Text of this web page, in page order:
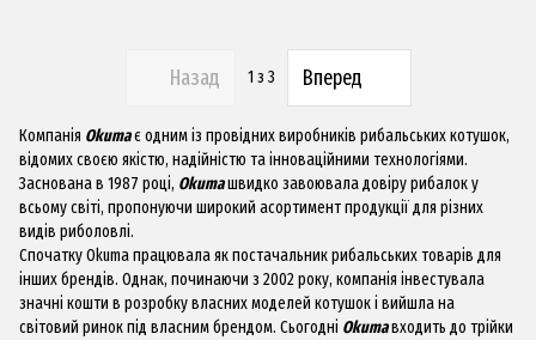
Назад 1 з 3 Вперед
Компанія Okumaє одним із провідних виробників рибальських котушок,
відомих своєю якістю, надійністю та інноваційними технологіями.
Заснована в 1987 році, Okumaшвидко завоювала довіру рибалок у
всьому світі, пропонуючи широкий асортимент продукції для різних
видів риболовлі.
Спочатку Okuma працювала як постачальник рибальських товарів для
інших брендів. Однак, починаючи з 2002 року, компанія інвестувала
значні кошти в розробку власних моделей котушок і вийшла на
світовий ринок під власним брендом. Сьогодні Okumaвходить до трійки